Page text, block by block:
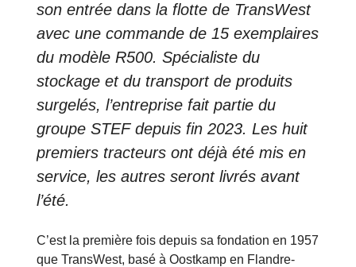
son entrée dans la flotte de TransWest
avec une commande de 15 exemplaires
du modèle R500. Spécialiste du
stockage et du transport de produits
surgelés, l’entreprise fait partie du
groupe STEF depuis fin 2023. Les huit
premiers tracteurs ont déjà été mis en
service, les autres seront livrés avant
l’été.
C’est la première fois depuis sa fondation en 1957
que TransWest, basé à Oostkamp en Flandre-